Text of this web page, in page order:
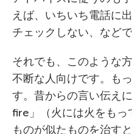
えば、いちいち電話に
チェックしない、などで
それでも、このような
不断な人向けです。も
す。昔からの言い伝え
fire」（火には火をもっ
ものが似たものを治す